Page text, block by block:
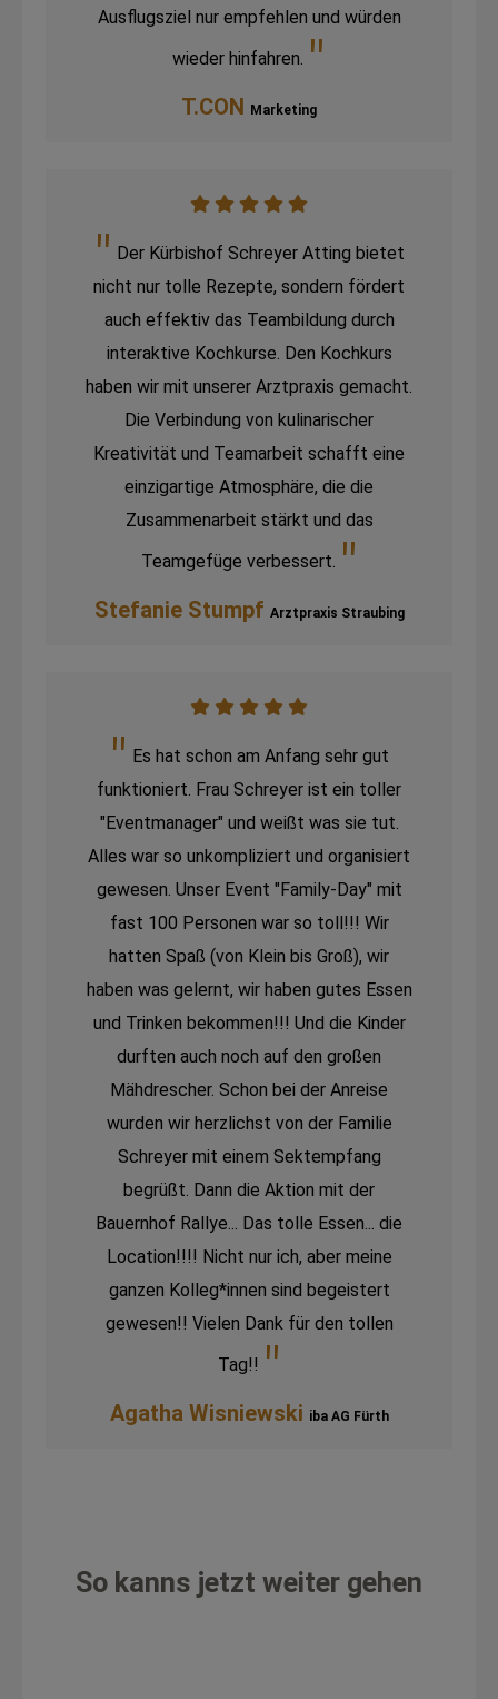
Ausflugsziel nur empfehlen und würden
wieder hinfahren.
T.CON Marketing
Der Kürbishof Schreyer Atting bietet
nicht nur tolle Rezepte, sondern fördert
auch effektiv das Teambildung durch
interaktive Kochkurse. Den Kochkurs
haben wir mit unserer Arztpraxis gemacht.
Die Verbindung von kulinarischer
Kreativität und Teamarbeit schafft eine
einzigartige Atmosphäre, die die
Zusammenarbeit stärkt und das
Teamgefüge verbessert.
Stefanie Stumpf Arztpraxis Straubing
Es hat schon am Anfang sehr gut
funktioniert. Frau Schreyer ist ein toller
"Eventmanager" und weißt was sie tut.
Alles war so unkompliziert und organisiert
gewesen. Unser Event "Family-Day" mit
fast 100 Personen war so toll!!! Wir
hatten Spaß (von Klein bis Groß), wir
haben was gelernt, wir haben gutes Essen
und Trinken bekommen!!! Und die Kinder
durften auch noch auf den großen
Mähdrescher. Schon bei der Anreise
wurden wir herzlichst von der Familie
Schreyer mit einem Sektempfang
begrüßt. Dann die Aktion mit der
Bauernhof Rallye... Das tolle Essen... die
Location!!!! Nicht nur ich, aber meine
ganzen Kolleg*innen sind begeistert
gewesen!! Vielen Dank für den tollen
Tag!!
Agatha Wisniewski iba AG Fürth
So kanns jetzt weiter gehen